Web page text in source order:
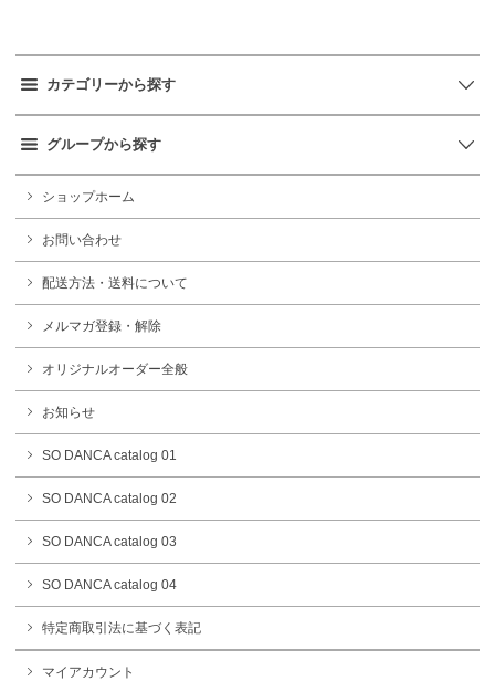
カテゴリーから探す
グループから探す
ショップホーム
お問い合わせ
配送方法・送料について
メルマガ登録・解除
オリジナルオーダー全般
お知らせ
SO DANCA catalog 01
SO DANCA catalog 02
SO DANCA catalog 03
SO DANCA catalog 04
特定商取引法に基づく表記
マイアカウント